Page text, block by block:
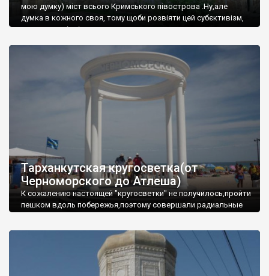
мою думку) міст всього Кримського півострова .Ну,але
думка в кожного своя, тому щоби розвіяти цей субєктивізм,
запрошую відвідати це
Тарханкутская кругосветка(от
Черноморского до Атлеша)
К сожалению настоящей "кругосветки" не получилось,пройти
пешком вдоль побережья,поэтому совершали радиальные